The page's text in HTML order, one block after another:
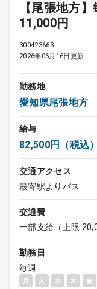
【尾張地方
11,000円
300423663
2026年06月16日更新
勤務地
愛知県尾張地方
給与
82,500円（税込）
交通アクセス
最寄駅よりバス
交通費
一部支給（上限
勤務日
毎週
月 火 水 木 金